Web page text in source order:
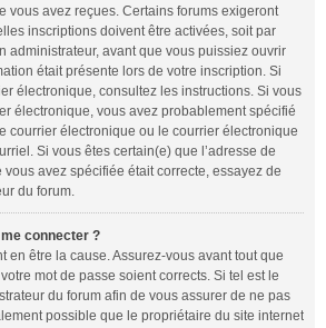
vous avez reçues. Certains forums exigeront
inscriptions doivent être activées, soit par
administrateur, avant que vous puissiez ouvrir
était présente lors de votre inscription. Si
électronique, consultez les instructions. Si vous
électronique, vous avez probablement spécifié
courrier électronique ou le courrier électronique
Si vous êtes certain(e) que l’adresse de
avez spécifiée était correcte, essayez de
du forum.
connecter ?
en être la cause. Assurez-vous avant tout que
mot de passe soient corrects. Si tel est le
du forum afin de vous assurer de ne pas
possible que le propriétaire du site internet